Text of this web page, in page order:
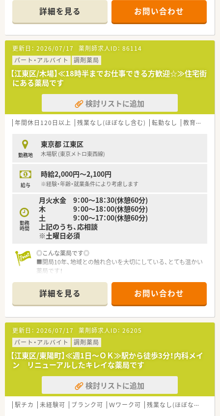
【店舗情報と応需状況について】
■都営新宿線「大島駅」から徒歩2分という駅チカの好立地で、毎
日の通勤も非常に便利です。
■主に隣接する内科クリニックからの処方箋を応需しており、1
日の枚数は50～80枚です。
■常勤薬剤師3名体制で、外来のほか個人宅15件の在宅業務にも
取り組んでいます。
【勤務実態について】
■勤務時間は18時まで、月の平均残業時間は5時間と少なく、終
業後も充実させられます。
■週休2.5日の週と週休1.5日の週を組み合わせたシフト体制を
採用しています。
■有給休暇の平均取得日数は10日以上と高く、お休みが取りや
【法人特徴について】
■全国にグループ会社含め280店舗以上を展開しており、安定し
■九州を基盤とする法人ですが、地域に根差した薬局経営を大切
にする温かい社風です。
化に合わせた勤務が可能です。
詳細を見る お問い合わせ
更新日： 2026/07/17 薬剤師求人ID： 86114
パート・アルバイト
調剤薬局
【江東区/木場】≪18時半までお仕事できる方歓迎☆≫住宅街
にある薬局です
検討リストに追加
年間休日120日以上 残業なし(ほぼなし含む) 転勤なし 教育制度あり
勤務地
東京都 江東区
木場駅 (東京メトロ東西線)
給与
時給2,000円～2,100円
※経験・年齢・就業条件により考慮します
勤務
時間
月火水金 9：00～18：30(休憩60分)
木 9：00～18：00(休憩60分)
土 9：00～17：00(休憩60分)
上記のうち、応相談
※土曜日必須
◎こんな薬局です◎
■開局10年、地域との触れ合いを大切にしている、とても温かい
薬局です！
■地域の基幹病院をはじめとした幅広い処方箋を応需！
スキルの維持・スキルアップも大切にされている方、ぜひお問
い合わせください。
詳細を見る お問い合わせ
更新日： 2026/07/17 薬剤師求人ID： 26205
パート・アルバイト
調剤薬局
【江東区/東陽町】≪週1日～ＯＫ≫駅から徒歩3分！内科メイ
ン リニューアルしたキレイな薬局です
検討リストに追加
駅チカ 未経験可 ブランク可 Ｗワーク可 残業なし(ほぼなし含む)